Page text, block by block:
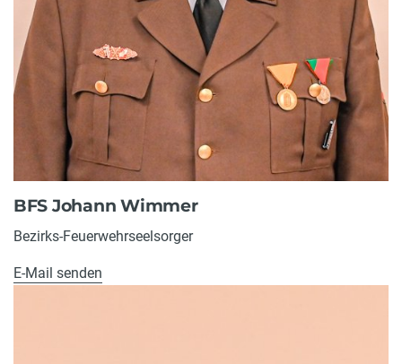
BFS Johann Wimmer
Bezirks-Feuerwehrseelsorger
E-Mail senden